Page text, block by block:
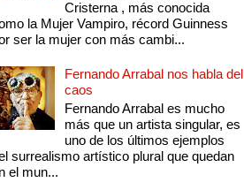
Cristerna , más conocida
la Mujer Vampiro, récord Guinness
ser la mujer con más cambi...
Fernando Arrabal nos habla del
caos
Fernando Arrabal es mucho
más que un artista singular, es
uno de los últimos ejemplos
surrealismo artístico plural que quedan
el mun...